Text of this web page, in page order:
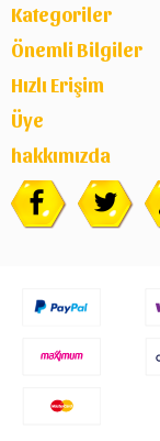
Kategoriler
Önemli Bilgiler
Hızlı Erişim
Üye
hakkımızda